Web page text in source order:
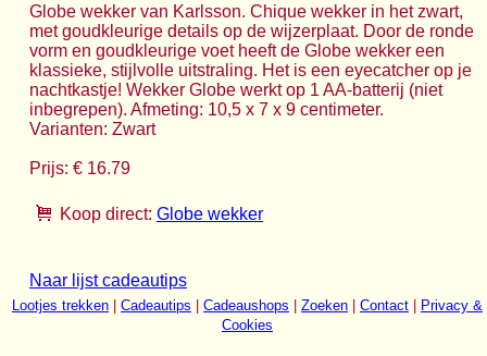
Globe wekker van Karlsson. Chique wekker in het zwart,
met goudkleurige details op de wijzerplaat. Door de ronde
vorm en goudkleurige voet heeft de Globe wekker een
klassieke, stijlvolle uitstraling. Het is een eyecatcher op je
nachtkastje! Wekker Globe werkt op 1 AA-batterij (niet
inbegrepen). Afmeting: 10,5 x 7 x 9 centimeter.
Varianten: Zwart
Prijs: € 16.79
Koop direct: Globe wekker
Naar lijst cadeautips
Lootjes trekken Cadeautips Cadeaushops Zoeken Contact
Privacy &
Cookies